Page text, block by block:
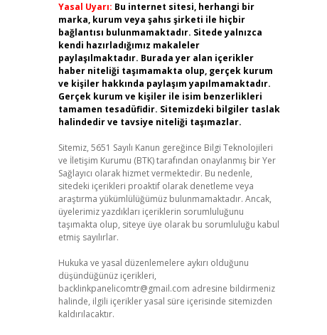
Yasal Uyarı: Bu internet sitesi, herhangi bir
marka, kurum veya şahıs şirketi ile hiçbir
bağlantısı bulunmamaktadır. Sitede yalnızca
kendi hazırladığımız makaleler
paylaşılmaktadır. Burada yer alan içerikler
haber niteliği taşımamakta olup, gerçek kurum
ve kişiler hakkında paylaşım yapılmamaktadır.
Gerçek kurum ve kişiler ile isim benzerlikleri
tamamen tesadüfidir. Sitemizdeki bilgiler taslak
halindedir ve tavsiye niteliği taşımazlar.
Sitemiz, 5651 Sayılı Kanun gereğince Bilgi Teknolojileri
ve İletişim Kurumu (BTK) tarafından onaylanmış bir Yer
Sağlayıcı olarak hizmet vermektedir. Bu nedenle,
sitedeki içerikleri proaktif olarak denetleme veya
araştırma yükümlülüğümüz bulunmamaktadır. Ancak,
üyelerimiz yazdıkları içeriklerin sorumluluğunu
taşımakta olup, siteye üye olarak bu sorumluluğu kabul
etmiş sayılırlar.
Hukuka ve yasal düzenlemelere aykırı olduğunu
düşündüğünüz içerikleri,
backlinkpanelicomtr@gmail.com adresine bildirmeniz
halinde, ilgili içerikler yasal süre içerisinde sitemizden
kaldırılacaktır.